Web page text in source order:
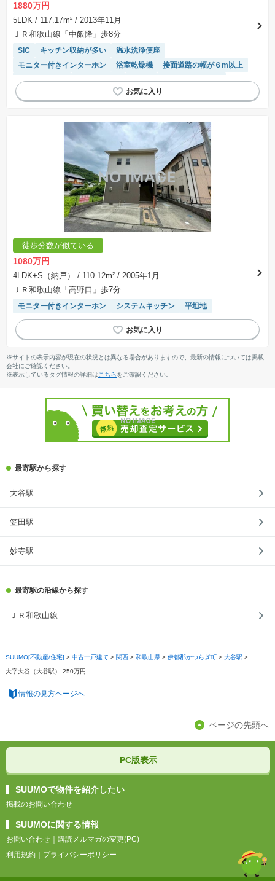
1880万円
5LDK / 117.17m² / 2013年11月
ＪＲ和歌山線「中飯降」歩8分
SIC キッチン収納が多い
温水洗浄便座
モニター付きインターホン
浴室乾燥機
接面道路の幅が６m以上
トイレ2個以上
対面キッチン 食洗機
システムキッチン
オール電化
IHクッキングヒーター 窓付き浴室
徒歩分数が似ている
1080万円
4LDK+S（納戸） / 110.12m² / 2005年1月
ＪＲ和歌山線「高野口」歩7分
モニター付きインターホン システムキッチン 平坦地
※サイトの表示内容が現在の状況とは異なる場合がありますので、最新の情報については掲載
会社にご確認ください。
※表示しているタグ情報の詳細は こちらをご確認ください。
最寄駅から探す
大谷駅
笠田駅
妙寺駅
最寄駅の沿線から探す
ＪＲ和歌山線
SUUMO[不動産/住宅] > 中古一戸建て > 関西 > 和歌山県 > 伊都郡かつらぎ町 > 大谷駅 >
大字大谷（大谷駅） 250万円
情報の見方ページへ
ページの先頭へ
PC版表示
SUUMOで物件を紹介したい
掲載のお問い合わせ
SUUMOに関する情報
お問い合わせ
購読メルマガの変更(PC)
利用規約
プライバシーポリシー